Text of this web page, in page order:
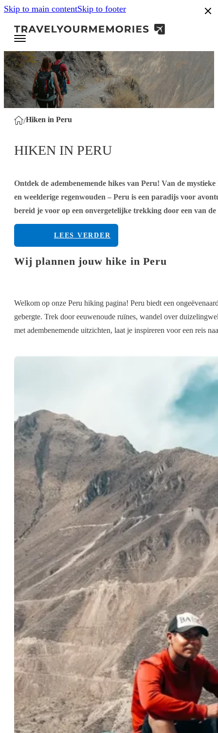
Skip to main contentSkip to footer
/Hiken in Peru
HIKEN IN PERU
Ontdek de adembenemende hikes van Peru! Van de
en weelderige regenwouden – Peru is een paradijs voor
bereid je voor op een onvergetelijke trekking door een van
LEES VERDER
Wij plannen jouw hike in Peru
Welkom op onze Peru hiking pagina! Peru biedt een
gebergte. Trek door eeuwenoude ruïnes, wandel over
met adembenemende uitzichten, laat je inspireren voor een reis